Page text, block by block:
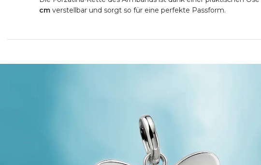
cmverstellbar und sorgt so für eine perfekte Passform.